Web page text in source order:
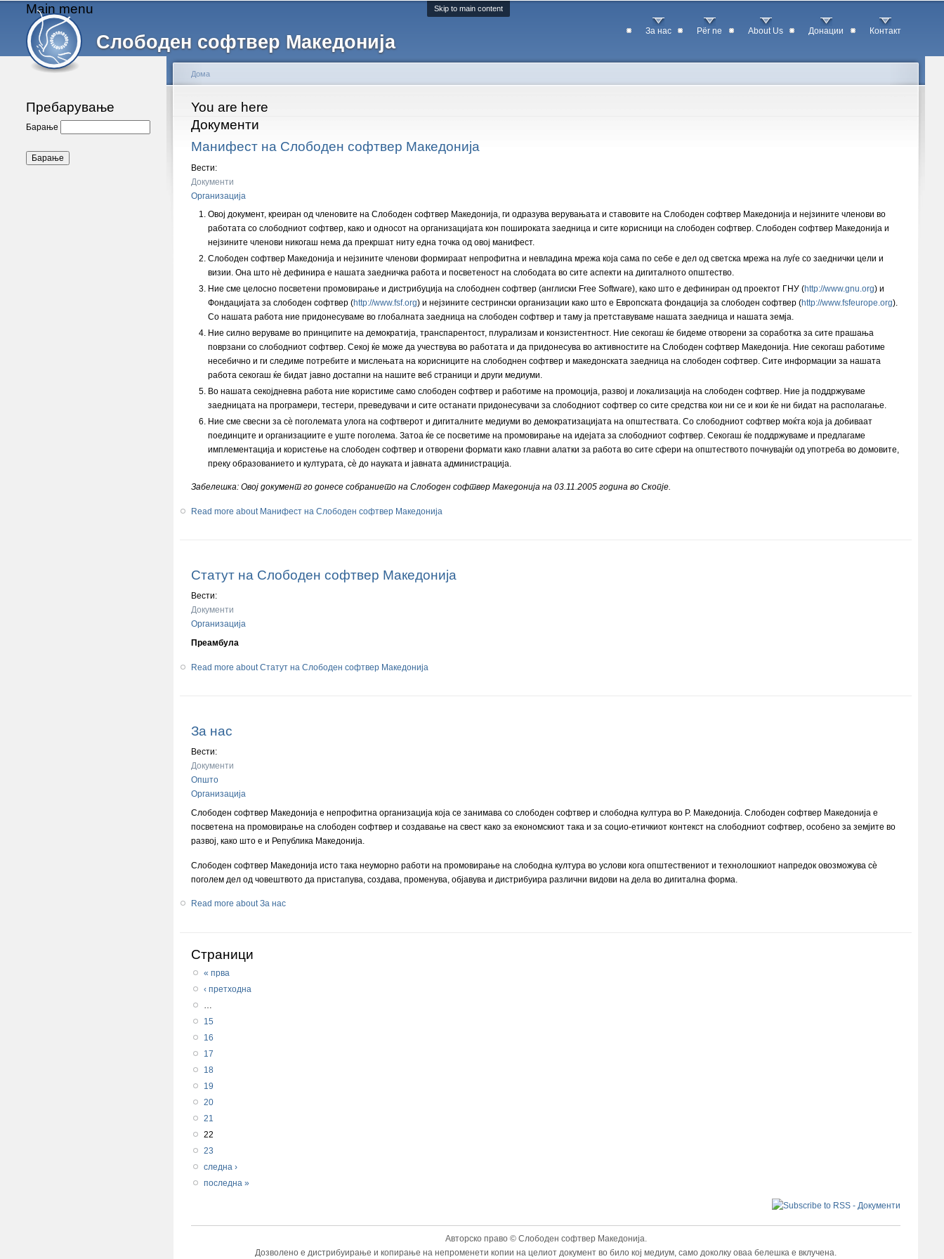
Skip to main content
Слободен софтвер Македонија
Main menu
За нас Për ne About Us Донации Контакт
Пребарување
Барање
You are here
Дома
Документи
Манифест на Слободен софтвер Македонија
Вести:
Документи
Организација
Овој документ, креиран од членовите на Слободен софтвер Македонија, ги одразува верувањата и ставовите на Слободен софтвер Македонија и нејзините членови во
работата со слободниот софтвер, како и односот на организацијата кон пошироката заедница и сите корисници на слободен софтвер. Слободен софтвер Македонија и
нејзините членови никогаш нема да прекршат ниту една точка од овој манифест.
Слободен софтвер Македонија и нејзините членови формираат непрофитна и невладина мрежа која сама по себе е дел од светска мрежа на луѓе со заеднички цели и
визии. Она што нѐ дефинира е нашата заедничка работа и посветеност на слободата во сите аспекти на дигиталното општество.
Ние сме целосно посветени промовирање и дистрибуција на слободнен софтвер (англиски Free Software), како што е дефиниран од проектот ГНУ (http://www.gnu.org) и
Фондацијата за слободен софтвер (http://www.fsf.org) и нејзините сестрински организации како што е Европската фондација за слободен софтвер (http://www.fsfeurope.org).
Со нашата работа ние придонесуваме во глобалната заедница на слободен софтвер и таму ја претставуваме нашата заедница и нашата земја.
Ние силно веруваме во принципите на демократија, транспарентост, плурализам и конзистентност. Ние секогаш ќе бидеме отворени за соработка за сите прашања
поврзани со слободниот софтвер. Секој ќе може да учествува во работата и да придонесува во активностите на Слободен софтвер Македонија. Ние секогаш работиме
несебично и ги следиме потребите и мислењата на корисниците на слободнен софтвер и македонската заедница на слободен софтвер. Сите информации за нашата
работа секогаш ќе бидат јавно достапни на нашите веб страници и други медиуми.
Во нашата секојдневна работа ние користиме само слободен софтвер и работиме на промоција, развој и локализација на слободен софтвер. Ние ја поддржуваме
заедницата на програмери, тестери, преведувачи и сите останати придонесувачи за слободниот софтвер со сите средства кои ни се и кои ќе ни бидат на располагање.
Ние сме свесни за сѐ поголемата улога на софтверот и дигиталните медиуми во демократизацијата на општествата. Со слободниот софтвер моќта која ја добиваат
поединците и организациите е уште поголема. Затоа ќе се посветиме на промовирање на идејата за слободниот софтвер. Секогаш ќе поддржуваме и предлагаме
имплементација и користење на слободен софтвер и отворени формати како главни алатки за работа во сите сфери на општеството почнувајќи од употреба во домовите,
преку образованието и културата, сѐ до науката и јавната администрација.
Забелешка: Овој документ го донесе собранието на Слободен софтвер Македонија на 03.11.2005 година во Скопје.
Read more about Манифест на Слободен софтвер Македонија
Статут на Слободен софтвер Македонија
Вести:
Документи
Организација
Преамбула
Read more about Статут на Слободен софтвер Македонија
За нас
Вести:
Документи
Општо
Организација
Слободен софтвер Македонија е непрофитна организација која се занимава со слободен софтвер и слободна култура во Р. Македонија. Слободен софтвер Македонија е
посветена на промовирање на слободен софтвер и создавање на свест како за економскиот така и за социо-етичкиот контекст на слободниот софтвер, особено за земјите во
развој, како што е и Република Македонија.
Слободен софтвер Македонија исто така неуморно работи на промовирање на слободна култура во услови кога општествениот и технолошкиот напредок овозможува сѐ
поголем дел од човештвото да пристапува, создава, променува, објавува и дистрибуира различни видови на дела во дигитална форма.
Read more about За нас
Страници
« прва
‹ претходна
…
15
16
17
18
19
20
21
22
23
следна ›
последна »
Авторско право © Слободен софтвер Македонија.
Дозволено е дистрибуирање и копирање на непроменети копии на целиот документ во било кој медиум, само доколку оваа белешка е вклучена.